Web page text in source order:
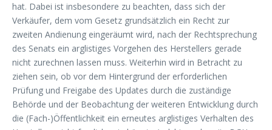
hat. Dabei ist insbesondere zu beachten, dass sich der
Verkäufer, dem vom Gesetz grundsätzlich ein Recht zur
zweiten Andienung eingeräumt wird, nach der Rechtsprechung
des Senats ein arglistiges Vorgehen des Herstellers gerade
nicht zurechnen lassen muss. Weiterhin wird in Betracht zu
ziehen sein, ob vor dem Hintergrund der erforderlichen
Prüfung und Freigabe des Updates durch die zuständige
Behörde und der Beobachtung der weiteren Entwicklung durch
die (Fach-)Öffentlichkeit ein erneutes arglistiges Verhalten des